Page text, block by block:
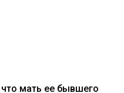
мать ее бывшего